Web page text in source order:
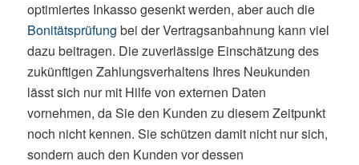
optimiertes Inkasso gesenkt werden, aber auch die
Bonitätsprüfung bei der Vertragsanbahnung kann viel
dazu beitragen. Die zuverlässige Einschätzung des
zukünftigen Zahlungsverhaltens Ihres Neukunden
lässt sich nur mit Hilfe von externen Daten
vornehmen, da Sie den Kunden zu diesem Zeitpunkt
noch nicht kennen. Sie schützen damit nicht nur sich,
sondern auch den Kunden vor dessen